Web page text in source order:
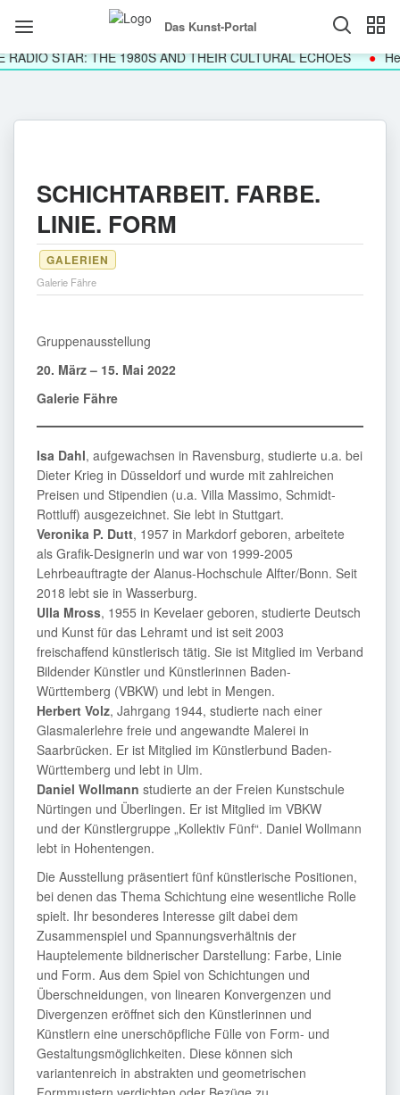
Das Kunst-Portal
STAR: THE 1980S AND THEIR CULTURAL ECHOES
SCHICHTARBEIT. FARBE.
LINIE. FORM
GALERIEN
Galerie Fähre
Gruppenausstellung
20. März – 15. Mai 2022
Galerie Fähre
Isa Dahl, aufgewachsen in Ravensburg, studierte u.a. bei
Dieter Krieg in Düsseldorf und wurde mit zahlreichen
Preisen und Stipendien (u.a. Villa Massimo, Schmidt-
Rottluff) ausgezeichnet. Sie lebt in Stuttgart.
Veronika P. Dutt, 1957 in Markdorf geboren, arbeitete
als Grafik-Designerin und war von 1999-2005
Lehrbeauftragte der Alanus-Hochschule Alfter/Bonn. Seit
2018 lebt sie in Wasserburg.
Ulla Mross, 1955 in Kevelaer geboren, studierte Deutsch
und Kunst für das Lehramt und ist seit 2003
freischaffend künstlerisch tätig. Sie ist Mitglied im Verband
Bildender Künstler und Künstlerinnen Baden-
Württemberg (VBKW) und lebt in Mengen.
Herbert Volz, Jahrgang 1944, studierte nach einer
Glasmalerlehre freie und angewandte Malerei in
Saarbrücken. Er ist Mitglied im Künstlerbund Baden-
Württemberg und lebt in Ulm.
Daniel Wollmann studierte an der Freien Kunstschule
Nürtingen und Überlingen. Er ist Mitglied im VBKW
und der Künstlergruppe „Kollektiv Fünf“. Daniel Wollmann
lebt in Hohentengen.
Die Ausstellung präsentiert fünf künstlerische Positionen,
bei denen das Thema Schichtung eine wesentliche Rolle
spielt. Ihr besonderes Interesse gilt dabei dem
Zusammenspiel und Spannungsverhältnis der
Hauptelemente bildnerischer Darstellung: Farbe, Linie
und Form. Aus dem Spiel von Schichtungen und
Überschneidungen, von linearen Konvergenzen und
Divergenzen eröffnet sich den Künstlerinnen und
Künstlern eine unerschöpfliche Fülle von Form- und
Gestaltungsmöglichkeiten. Diese können sich
variantenreich in abstrakten und geometrischen